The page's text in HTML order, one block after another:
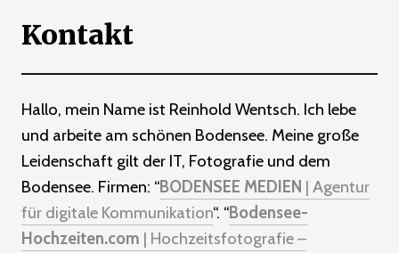
Kontakt
Hallo, mein Name ist Reinhold Wentsch. Ich lebe
und arbeite am schönen Bodensee. Meine große
Leidenschaft gilt der IT, Fotografie und dem
Bodensee. Firmen: “BODENSEE MEDIEN | Agentur
für digitale Kommunikation“. “Bodensee-
Hochzeiten.com | Hochzeitsfotografie –